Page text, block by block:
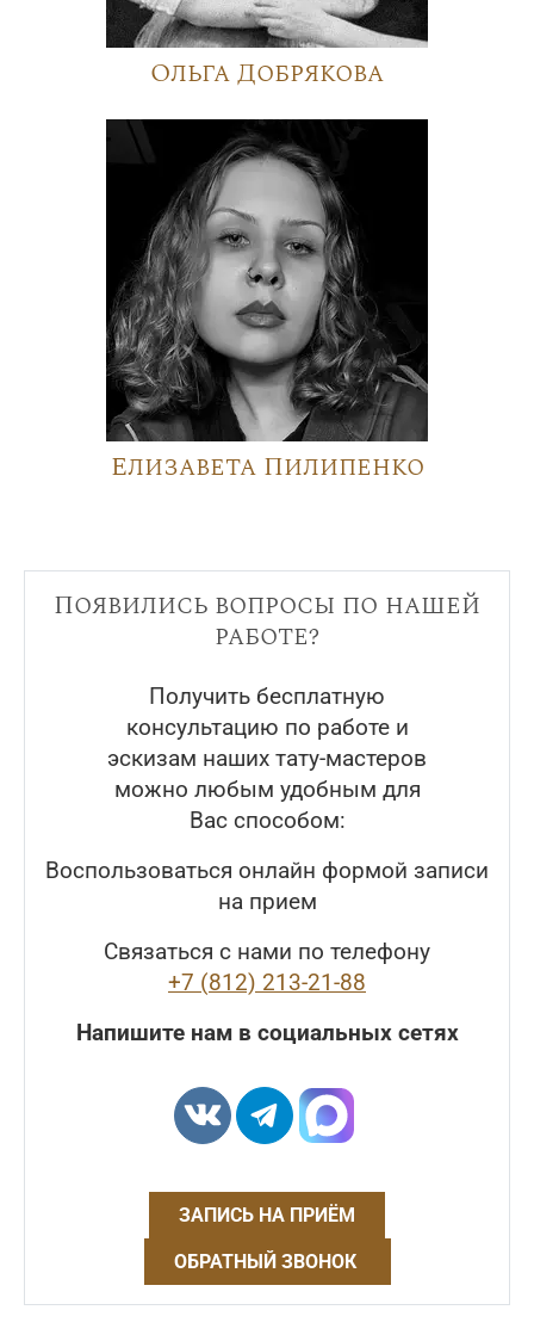
Ольга Добрякова
Елизавета Пилипенко
Появились вопросы по нашей
работе?
Получить бесплатную
консультацию по работе и
эскизам наших тату-мастеров
можно любым удобным для
Вас способом:
Воспользоваться онлайн формой записи
на прием
Связаться с нами по телефону
+7 (812) 213-21-88
Напишите нам в социальных сетях
ЗАПИСЬ НА ПРИЁМ
ОБРАТНЫЙ ЗВОНОК